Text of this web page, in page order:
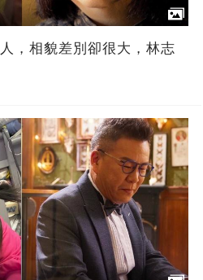
，相貌差別卻很大，林志